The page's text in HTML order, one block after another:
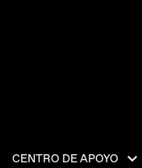
CENTRO DE APOYO 